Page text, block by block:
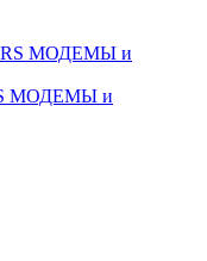
МОДЕМЫ и